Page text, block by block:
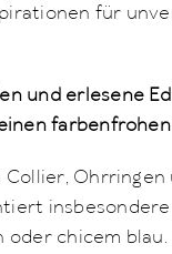
für
und erlesene
farbenfrohen
Collier, Ohrringen
insbesondere
oder chicem blau.